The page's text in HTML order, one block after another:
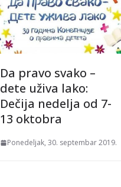
Da pravo svako –
dete uživa lako:
Dečija nedelja od 7-
13 oktobra
Ponedeljak, 30. septembar 2019.